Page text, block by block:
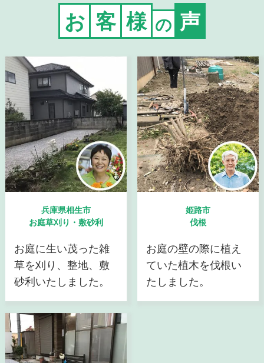
お 客 様 の 声
兵庫県相生市
お庭草刈り・敷砂利
お庭に生い茂った雑
草を刈り、整地、敷
砂利いたしました。
姫路市
伐根
お庭の壁の際に植え
ていた植木を伐根い
たしました。